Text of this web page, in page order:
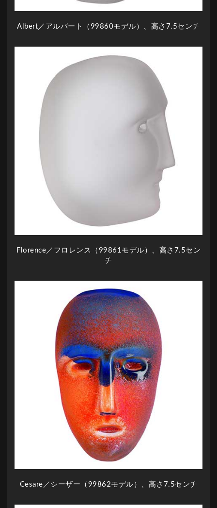
Albert／アルバート（99860モデル）、高さ7.5センチ
Florence／フロレンス（99861モデル）、高さ7.5セン
チ
Cesare／シーザー（99862モデル）、高さ7.5センチ